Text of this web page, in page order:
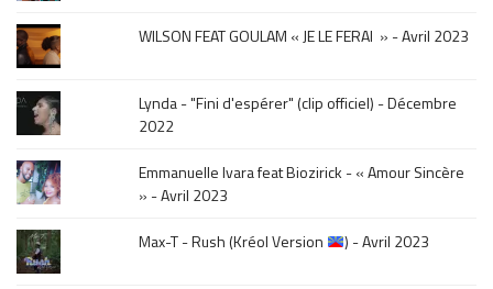
WILSON FEAT GOULAM « JE LE FERAI » - Avril 2023
Lynda - "Fini d'espérer" (clip officiel) - Décembre
2022
Emmanuelle Ivara feat Biozirick - « Amour Sincère
» - Avril 2023
Max-T - Rush (Kréol Version
) - Avril 2023